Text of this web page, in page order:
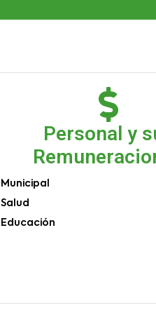
Personal y
Municipal
Salud
Educación